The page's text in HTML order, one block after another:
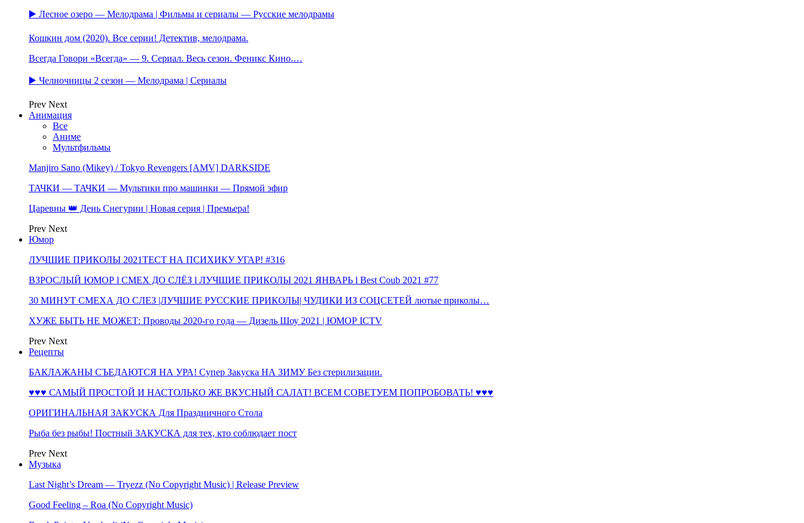
▶️ Лесное озеро — Мелодрама | Фильмы и сериалы — Русские мелодрамы
Кошкин дом (2020). Все серии! Детектив, мелодрама.
Всегда Говори «Всегда» — 9. Сериал. Весь сезон. Феникс Кино.…
▶️ Челночницы 2 сезон — Мелодрама | Сериалы
Prev Next
Анимация
Все
Аниме
Мультфильмы
Manjiro Sano (Mikey) / Tokyo Revengers [AMV] DARKSIDE
ТАЧКИ — ТАЧКИ — Мультики про машинки — Прямой эфир
Царевны 👑 День Снегурии | Новая серия | Премьера!
Prev Next
Юмор
ЛУЧШИЕ ПРИКОЛЫ 2021ТЕСТ НА ПСИХИКУ УГАР! #316
ВЗРОСЛЫЙ ЮМОР l СМЕХ ДО СЛЁЗ l ЛУЧШИЕ ПРИКОЛЫ 2021 ЯНВАРЬ l Best Coub 2021 #77
30 МИНУТ СМЕХА ДО СЛЕЗ |ЛУЧШИЕ РУССКИЕ ПРИКОЛЫ| ЧУДИКИ ИЗ СОЦСЕТЕЙ лютые приколы…
ХУЖЕ БЫТЬ НЕ МОЖЕТ: Проводы 2020-го года — Дизель Шоу 2021 | ЮМОР ICTV
Prev Next
Рецепты
БАКЛАЖАНЫ СЪЕДАЮТСЯ НА УРА! Супер Закуска НА ЗИМУ Без стерилизации.
♥♥♥ САМЫЙ ПРОСТОЙ И НАСТОЛЬКО ЖЕ ВКУСНЫЙ САЛАТ! ВСЕМ СОВЕТУЕМ ПОПРОБОВАТЬ! ♥♥♥
ОРИГИНАЛЬНАЯ ЗАКУСКА Для Праздничного Стола
Рыба без рыбы! Постный ЗАКУСКА для тех, кто соблюдает пост
Prev Next
Музыка
Last Night’s Dream — Tryezz (No Copyright Music) | Release Preview
Good Feeling – Roa (No Copyright Music)